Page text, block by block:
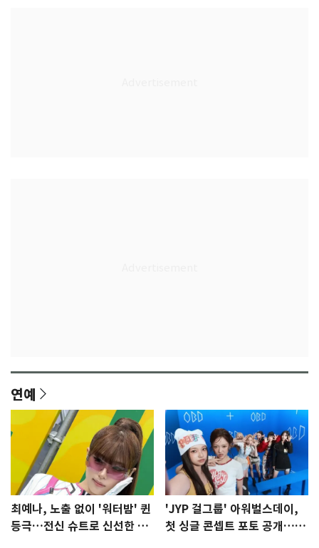
연예
최예나, 노출 없이 '워터밤' 퀸
등극…전신 슈트로 신선한 충
'JYP 걸그룹' 아워벌스데이,
첫 싱글 콘셉트 포토 공개…청